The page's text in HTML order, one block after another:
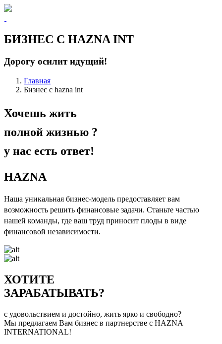
БИЗНЕС С HAZNA INT
Дорогу осилит идущий!
Главная
Бизнес с hazna int
Хочешь жить
полной жизнью ?
у нас есть ответ!
HAZNA
Наша уникальная бизнес-модель предоставляет вам
возможность решить финансовые задачи. Станьте частью
нашей команды, где ваш труд приносит плоды в виде
финансовой независимости.
ХОТИТЕ
ЗАРАБАТЫВАТЬ?
с удовольствием и достойно, жить ярко и свободно?
Мы предлагаем Вам бизнес в партнерстве с HAZNA
INTERNATIONAL!